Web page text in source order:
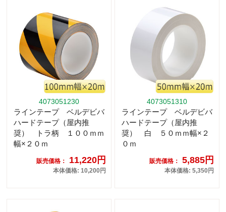
4073051230
ラインテープ ベルデビバ
ハードテープ（屋内推
奨） トラ柄 １００ｍｍ
幅×２０ｍ
販売価格： 11,220円
本体価格: 10,200円
4073051310
ラインテープ ベルデビバ
ハードテープ（屋内推
奨） 白 ５０ｍｍ幅×２
０ｍ
販売価格： 5,885円
本体価格: 5,350円